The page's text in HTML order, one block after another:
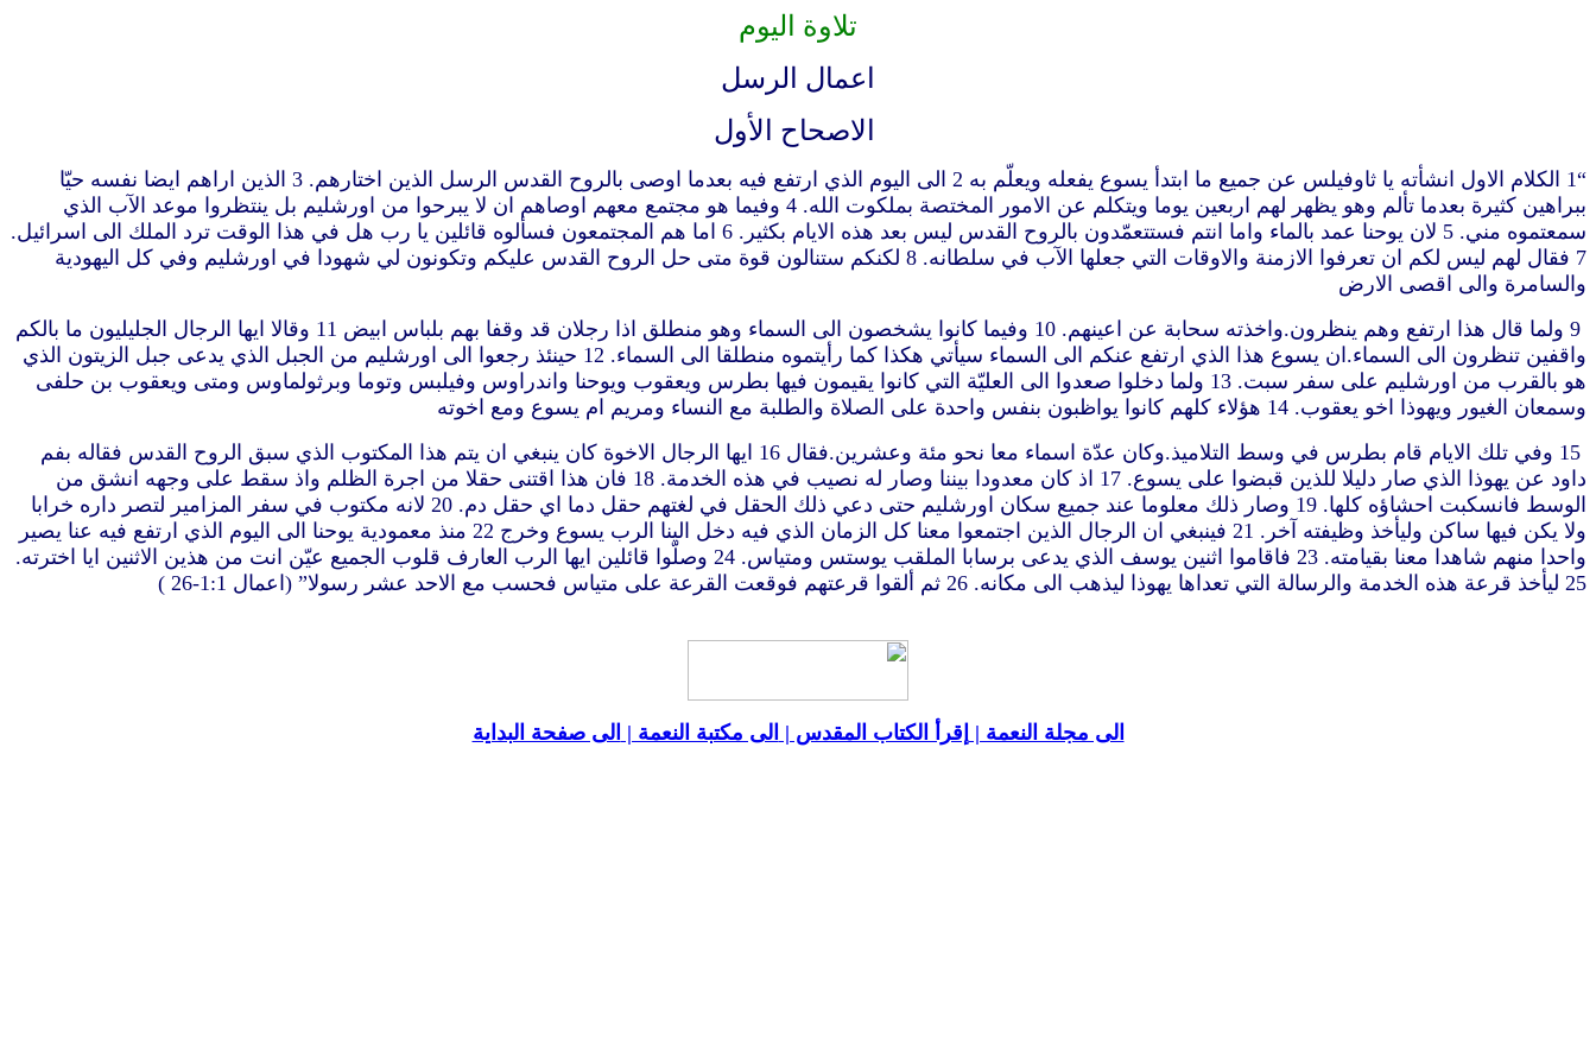
تلاوة اليوم
اعمال الرسل
الاصحاح الأول
“1 الكلام الاول انشأته يا ثاوفيلس عن جميع ما ابتدأ يسوع يفعله ويعلّم به 2 الى اليوم الذي ارتفع فيه بعدما اوصى بالروح القدس الرسل الذين اختارهم. 3 الذين اراهم ايضا نفسه حيّا
ببراهين كثيرة بعدما تألم وهو يظهر لهم اربعين يوما ويتكلم عن الامور المختصة بملكوت الله. 4 وفيما هو مجتمع معهم اوصاهم ان لا يبرحوا من اورشليم بل ينتظروا موعد الآب الذي
سمعتموه مني. 5 لان يوحنا عمد بالماء واما انتم فستتعمّدون بالروح القدس ليس بعد هذه الايام بكثير. 6 اما هم المجتمعون فسألوه قائلين يا رب هل في هذا الوقت ترد الملك الى اسرائيل.
7 فقال لهم ليس لكم ان تعرفوا الازمنة والاوقات التي جعلها الآب في سلطانه. 8 لكنكم ستنالون قوة متى حل الروح القدس عليكم وتكونون لي شهودا في اورشليم وفي كل اليهودية
والسامرة والى اقصى الارض
9 ولما قال هذا ارتفع وهم ينظرون.واخذته سحابة عن اعينهم. 10 وفيما كانوا يشخصون الى السماء وهو منطلق اذا رجلان قد وقفا بهم بلباس ابيض 11 وقالا ايها الرجال الجليليون ما بالكم
واقفين تنظرون الى السماء.ان يسوع هذا الذي ارتفع عنكم الى السماء سيأتي هكذا كما رأيتموه منطلقا الى السماء‏. 12 حينئذ رجعوا الى اورشليم من الجبل الذي يدعى جبل الزيتون الذي
هو بالقرب من اورشليم على سفر سبت. 13 ولما دخلوا صعدوا الى العليّة التي كانوا يقيمون فيها بطرس ويعقوب ويوحنا واندراوس وفيلبس وتوما وبرثولماوس ومتى ويعقوب بن حلفى
وسمعان الغيور ويهوذا اخو يعقوب. 14 هؤلاء كلهم كانوا يواظبون بنفس واحدة على الصلاة والطلبة مع النساء ومريم ام يسوع ومع اخوته
15 وفي تلك الايام قام بطرس في وسط التلاميذ.وكان عدّة اسماء معا نحو مئة وعشرين.فقال 16 ايها الرجال الاخوة كان ينبغي ان يتم هذا المكتوب الذي سبق الروح القدس فقاله بفم
داود عن يهوذا الذي صار دليلا للذين قبضوا على يسوع. 17 اذ كان معدودا بيننا وصار له نصيب في هذه الخدمة. 18 فان هذا اقتنى حقلا من اجرة الظلم واذ سقط على وجهه انشق من
الوسط فانسكبت احشاؤه كلها. 19 وصار ذلك معلوما عند جميع سكان اورشليم حتى دعي ذلك الحقل في لغتهم حقل دما اي حقل دم. 20 لانه مكتوب في سفر المزامير لتصر داره خرابا
ولا يكن فيها ساكن وليأخذ وظيفته آخر. 21 فينبغي ان الرجال الذين اجتمعوا معنا كل الزمان الذي فيه دخل الينا الرب يسوع وخرج 22 منذ معمودية يوحنا الى اليوم الذي ارتفع فيه عنا يصير
واحدا منهم شاهدا معنا بقيامته. 23 فاقاموا اثنين يوسف الذي يدعى برسابا الملقب يوستس ومتياس. 24 وصلّوا قائلين ايها الرب العارف قلوب الجميع عيّن انت من هذين الاثنين ايا اخترته.
25 ليأخذ قرعة هذه الخدمة والرسالة التي تعداها يهوذا ليذهب الى مكانه. 26 ثم ألقوا قرعتهم فوقعت القرعة على متياس فحسب مع الاحد عشر رسولا” (اعمال 1:1-26 )
الى مجلة النعمة | إقرأ الكتاب المقدس | الى مكتبة النعمة | الى صفحة البداية